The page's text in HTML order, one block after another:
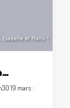
19 mars :